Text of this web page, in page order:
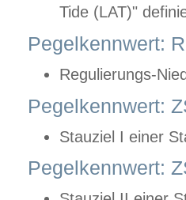
Tide (LAT)"
Pegelkennwert:
Regulierungs-
Pegelkennwert:
Stauziel I einer
Pegelkennwert: